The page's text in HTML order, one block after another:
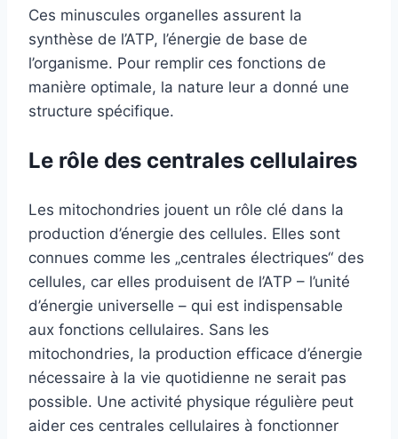
Ces minuscules organelles assurent la
synthèse de l’ATP, l’énergie de base de
l’organisme. Pour remplir ces fonctions de
manière optimale, la nature leur a donné une
structure spécifique.
Le rôle des centrales cellulaires
Les mitochondries jouent un rôle clé dans la
production d’énergie des cellules. Elles sont
connues comme les „centrales électriques“ des
cellules, car elles produisent de l’ATP – l’unité
d’énergie universelle – qui est indispensable
aux fonctions cellulaires. Sans les
mitochondries, la production efficace d’énergie
nécessaire à la vie quotidienne ne serait pas
possible. Une activité physique régulière peut
aider ces centrales cellulaires à fonctionner